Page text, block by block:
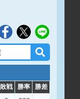
敗戦 勝率 勝差